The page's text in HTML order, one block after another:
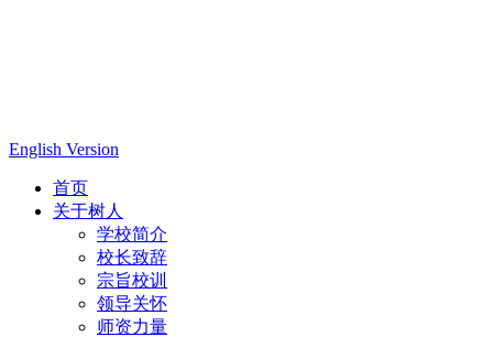
English Version
首页
关于树人
学校简介
校长致辞
宗旨校训
领导关怀
师资力量